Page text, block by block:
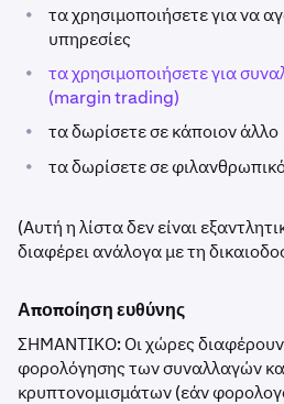
•
τα χρησιμοποιήσετε για να
υπηρεσίες
•
τα χρησιμοποιήσετε για
(margin trading)
• τα δωρίσετε σε κάποιον άλλο
• τα δωρίσετε σε
(Αυτή η λίστα δεν είναι
διαφέρει ανάλογα με τη
Αποποίηση ευθύνης
ΣΗΜΑΝΤΙΚΟ: Οι χώρες
φορολόγησης των συναλλαγών
κρυπτονομισμάτων (εάν